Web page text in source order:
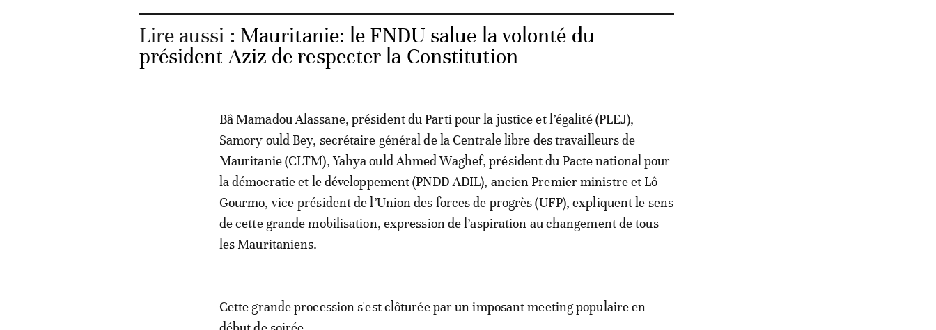
Lire aussi : Mauritanie: le FNDU salue la volonté du
président Aziz de respecter la Constitution
Bâ Mamadou Alassane, président du Parti pour la justice et l’égalité (PLEJ),
Samory ould Bey, secrétaire général de la Centrale libre des travailleurs de
Mauritanie (CLTM), Yahya ould Ahmed Waghef, président du Pacte national pour
la démocratie et le développement (PNDD-ADIL), ancien Premier ministre et Lô
Gourmo, vice-président de l’Union des forces de progrès (UFP), expliquent le sens
de cette grande mobilisation, expression de l’aspiration au changement de tous
les Mauritaniens.
Cette grande procession s'est clôturée par un imposant meeting populaire en